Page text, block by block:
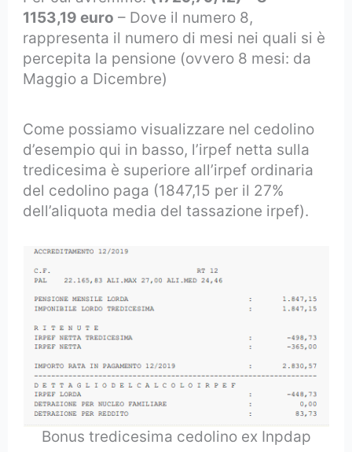
1153,19 euro – Dove il numero 8,
rappresenta il numero di mesi nei quali si è
percepita la pensione (ovvero 8 mesi: da
Maggio a Dicembre)
Come possiamo visualizzare nel cedolino
d’esempio qui in basso, l’irpef netta sulla
tredicesima è superiore all’irpef ordinaria
del cedolino paga (1847,15 per il 27%
dell’aliquota media del tassazione irpef).
Bonus tredicesima cedolino ex Inpdap